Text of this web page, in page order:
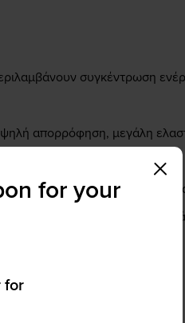
συγκέντρωση
απορρόφηση, μεγάλη
τον νέο εύκολο σύστημα
με την εφαρμογή στο
for your
for